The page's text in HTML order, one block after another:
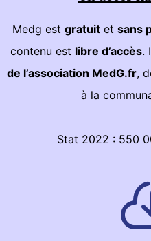
Medg est gratuitet sans
contenu est libre d’accès.
de l’association MedG.fr,
à la
Stat 2022 : 550